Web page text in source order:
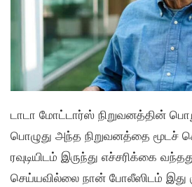
டாடா மோட்டார்ஸ் நிறுவனத்தின்
பொழுது அந்த நிறுவனத்தை மூடச்
ரவுடியிடம் இருந்து எச்சரிக்கை
செய்யவில்லை நான் போலீஸிடம் இது